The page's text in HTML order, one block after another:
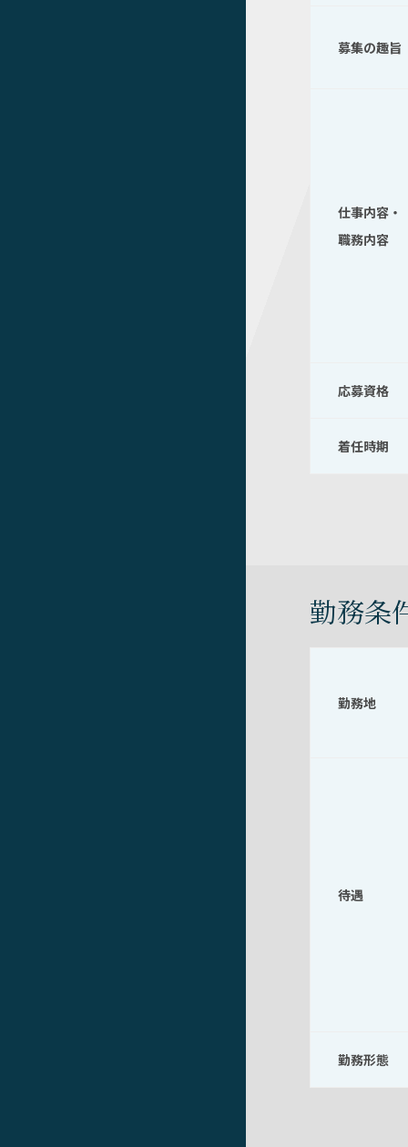
募集の趣旨
仕事内容・
職務内容
応募資格
着任時期
勤務条
勤務地
待遇
勤務形態